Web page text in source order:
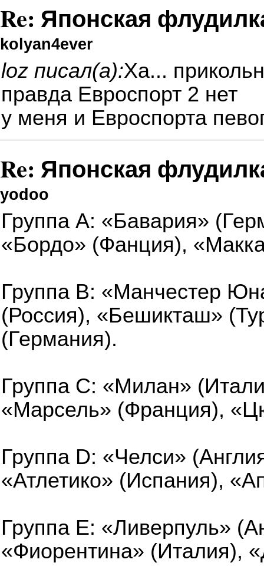
Re: Японская
kolyan4ever
loz писал(а):Ха...
правда Евроспорт 2 нет
у меня и Евроспорта
Re: Японская
yodoo
Группа A: «Бавария»
«Бордо» (Фанция),
Группа B: «Манчестер
(Россия), «Бешикташ»
(Германия).
Группа С: «Милан»
«Марсель» (Франция),
Группа D: «Челси»
«Атлетико» (Испания),
Группа E: «Ливерпуль»
«Фиорентина» (Италия),